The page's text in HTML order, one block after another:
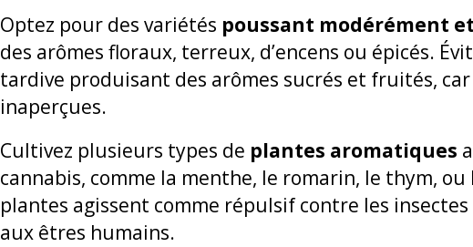
Optez pour des variétés poussant modérément
des arômes floraux, terreux, d’encens ou épicés.
tardive produisant des arômes sucrés et fruités,
inaperçues.
Cultivez plusieurs types de plantes aromatiques
cannabis, comme la menthe, le romarin, le thym, ou
plantes agissent comme répulsif contre les
aux êtres humains.